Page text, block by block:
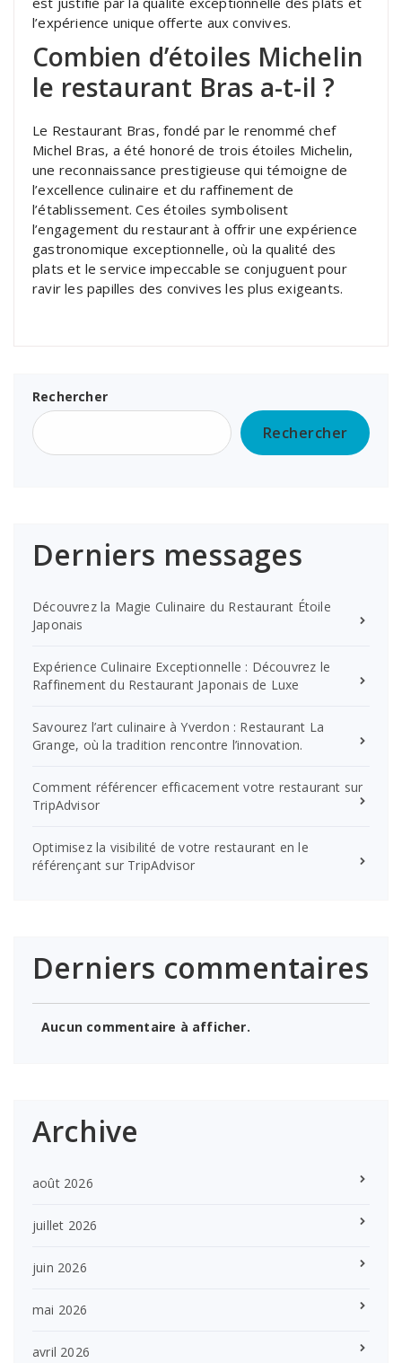
l’expérience unique offerte aux convives.
Combien d’étoiles Michelin
le restaurant Bras a-t-il ?
Le Restaurant Bras, fondé par le renommé chef
Michel Bras, a été honoré de trois étoiles Michelin,
une reconnaissance prestigieuse qui témoigne de
l’excellence culinaire et du raffinement de
l’établissement. Ces étoiles symbolisent
l’engagement du restaurant à offrir une expérience
gastronomique exceptionnelle, où la qualité des
plats et le service impeccable se conjuguent pour
ravir les papilles des convives les plus exigeants.
Rechercher
Rechercher
Derniers messages
Découvrez la Magie Culinaire du Restaurant Étoile
Japonais
Expérience Culinaire Exceptionnelle : Découvrez le
Raffinement du Restaurant Japonais de Luxe
Savourez l’art culinaire à Yverdon : Restaurant La
Grange, où la tradition rencontre l’innovation.
Comment référencer efficacement votre restaurant sur
TripAdvisor
Optimisez la visibilité de votre restaurant en le
référençant sur TripAdvisor
Derniers commentaires
Aucun commentaire à afficher.
Archive
août 2026
juillet 2026
juin 2026
mai 2026
avril 2026